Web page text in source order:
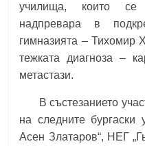
училища, които се
надпревара в
гимназията – Тихомир
тежката диагноза –
метастази.
В състезанието
на следните
Асен Златаров“, НЕГ